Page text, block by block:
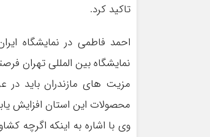
تاکید کرد.
نمایشگاه بین المللی تهران
مزیت های مازندران باید در
محصولات این استان افزایش
وی با اشاره به اینکه اگرچه